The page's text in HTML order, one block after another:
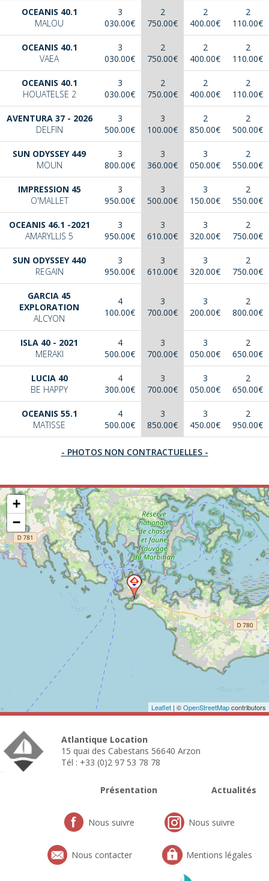
OCEANIS 40.1
MALOU
3
030.00€
2
750.00€
2
400.00€
2
110.00€
OCEANIS 40.1
VAEA
3
030.00€
2
750.00€
2
400.00€
2
110.00€
OCEANIS 40.1
HOUATELSE 2
3
030.00€
2
750.00€
2
400.00€
2
110.00€
AVENTURA 37 - 2026
DELFIN
3
500.00€
3
100.00€
2
850.00€
2
500.00€
SUN ODYSSEY 449
MOUN
3
800.00€
3
360.00€
3
050.00€
2
550.00€
IMPRESSION 45
O'MALLET
3
950.00€
3
500.00€
3
150.00€
2
550.00€
OCEANIS 46.1 -2021
AMARYLLIS 5
3
950.00€
3
610.00€
3
320.00€
2
750.00€
SUN ODYSSEY 440
REGAIN
3
950.00€
3
610.00€
3
320.00€
2
750.00€
GARCIA 45
EXPLORATION
ALCYON
4
100.00€
3
700.00€
3
200.00€
2
800.00€
ISLA 40 - 2021
MERAKI
4
500.00€
3
700.00€
3
050.00€
2
650.00€
LUCIA 40
BE HAPPY
4
300.00€
3
700.00€
3
050.00€
2
650.00€
OCEANIS 55.1
MATISSE
4
500.00€
3
850.00€
3
450.00€
2
950.00€
- PHOTOS NON CONTRACTUELLES -
+
−
Leaflet | ©OpenStreetMapcontributors
Atlantique Location
15 quai des Cabestans 56640 Arzon
Tél : +33 (0)2 97 53 78 78
Présentation Actualités
Nous suivre Nous suivre
Nous contacter Mentions légales